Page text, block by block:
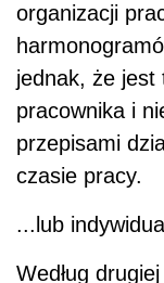
organizacji
jednak, że jest
pracownika i
przepisami
czasie pracy.
...lub
Według